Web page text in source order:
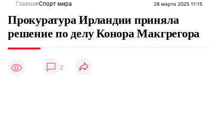
ГлавнаяСпорт мира 28 марта 2025 11:15
Прокуратура Ирландии приняла
решение по делу Конора Макгрегора
2